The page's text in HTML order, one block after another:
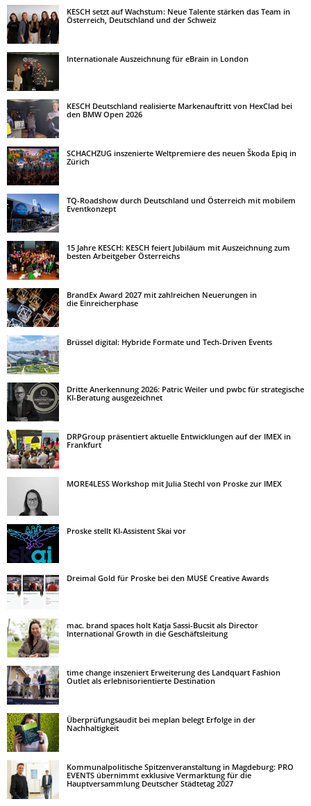
KESCH setzt auf Wachstum: Neue Talente stärken das Team in
Österreich, Deutschland und der Schweiz
Internationale Auszeichnung für eBrain in London
KESCH Deutschland realisierte Markenauftritt von HexClad bei
den BMW Open 2026
SCHACHZUG inszenierte Weltpremiere des neuen Škoda Epiq in
Zürich
TQ-Roadshow durch Deutschland und Österreich mit mobilem
Eventkonzept
15 Jahre KESCH: KESCH feiert Jubiläum mit Auszeichnung zum
besten Arbeitgeber Österreichs
BrandEx Award 2027 mit zahlreichen Neuerungen in
die Einreicherphase
Brüssel digital: Hybride Formate und Tech-Driven Events
Dritte Anerkennung 2026: Patric Weiler und pwbc für strategische
KI-Beratung ausgezeichnet
DRPGroup präsentiert aktuelle Entwicklungen auf der IMEX in
Frankfurt
MORE4LESS Workshop mit Julia Stechl von Proske zur IMEX
Proske stellt KI-Assistent Skai vor
Dreimal Gold für Proske bei den MUSE Creative Awards
mac. brand spaces holt Katja Sassi-Bucsit als Director
International Growth in die Geschäftsleitung
time change inszeniert Erweiterung des Landquart Fashion
Outlet als erlebnisorientierte Destination
Überprüfungsaudit bei meplan belegt Erfolge in der
Nachhaltigkeit
Kommunalpolitische Spitzenveranstaltung in Magdeburg: PRO
EVENTS übernimmt exklusive Vermarktung für die
Hauptversammlung Deutscher Städtetag 2027